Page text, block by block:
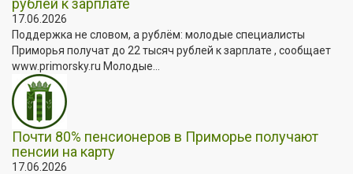
рублей к зарплате
17.06.2026
Поддержка не словом, а рублём: молодые специалисты
Приморья получат до 22 тысяч рублей к зарплате , сообщает
www.primorsky.ru Молодые...
Почти 80% пенсионеров в Приморье получают
пенсии на карту
17.06.2026